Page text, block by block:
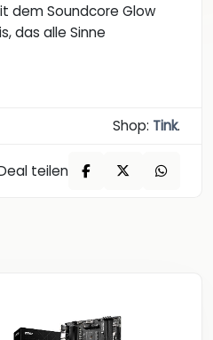
dem Soundcore Glow
das alle Sinne
Shop: Tink.
teilen